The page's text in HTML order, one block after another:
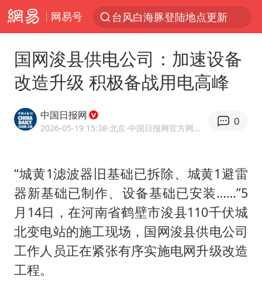
网易号
台风白海豚登陆地点更新
以“新”破局 首发经济点亮城市消费活力
宇树科技发行价格150.80元/股
五粮液渠道价一箱上涨近百元
CIA被曝已秘密设立古巴工作组
U17国足1分钟轰2球
泰国一女公务员妆容引争议 本人回应
国网浚县供电公司：加速设备
改造升级 积极备战用电高峰
中国日报网
2026-05-19 15:38·北京 ·中国日报网官方网易号
0
“城黄1滤波器旧基础已拆除、城黄1避雷
器新基础已制作、设备基础已安装……”5
月14日，在河南省鹤壁市浚县110千伏城
北变电站的施工现场，国网浚县供电公司
工作人员正在紧张有序实施电网升级改造
工程。